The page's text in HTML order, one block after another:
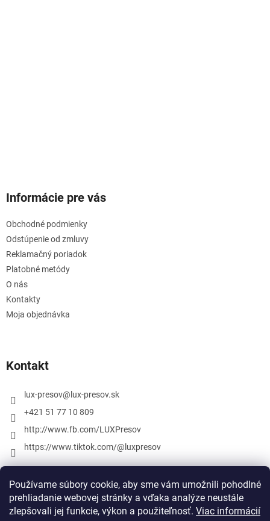
Používame súbory cookie, aby sme vám umožnili pohodlné
prehliadanie webovej stránky a vďaka analýze neustále
zlepšovali jej funkcie, výkon a použiteľnosť. Viac informácií
Informácie pre vás
Obchodné podmienky
Odstúpenie od zmluvy
Reklamačný poriadok
Platobné metódy
O nás
Kontakty
Moja objednávka
Kontakt
lux-presov@ lux-presov.sk
+421 51 77 10 809
http://www.fb.com/LUXPresov
https://www.tiktok.com/@luxpresov